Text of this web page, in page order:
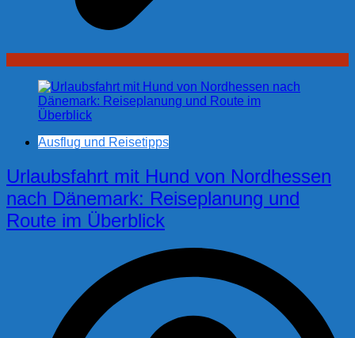
Ausflug und Reisetipps
Urlaubsfahrt mit Hund von Nordhessen
nach Dänemark: Reiseplanung und
Route im Überblick